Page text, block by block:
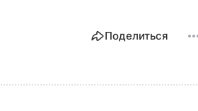
Поделиться